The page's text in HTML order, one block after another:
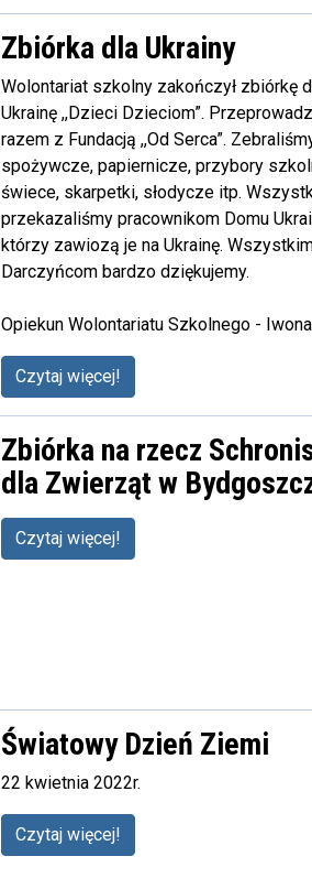
Zbiórka dla Ukrainy
Wolontariat szkolny zakończył zbiórkę
Ukrainę ,,Dzieci Dzieciom”.
razem z Fundacją ,,Od Serca”.
spożywcze, papiernicze, przybory
świece, skarpetki, słodycze itp.
przekazaliśmy pracownikom Domu
którzy zawiozą je na Ukrainę.
Darczyńcom bardzo dziękujemy.
Opiekun Wolontariatu Szkolnego -
Czytaj więcej!
Zbiórka na rzecz
dla Zwierząt w
Czytaj więcej!
Światowy Dzień Ziemi
22 kwietnia 2022r.
Czytaj więcej!